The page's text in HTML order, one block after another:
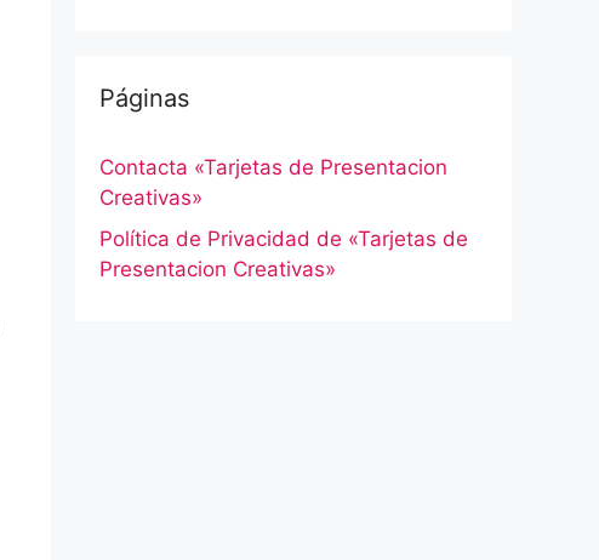
Páginas
Contacta «Tarjetas de Presentacion
Creativas»
Política de Privacidad de «Tarjetas de
Presentacion Creativas»